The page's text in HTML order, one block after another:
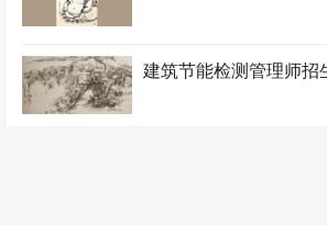
建筑节能检测管理师招